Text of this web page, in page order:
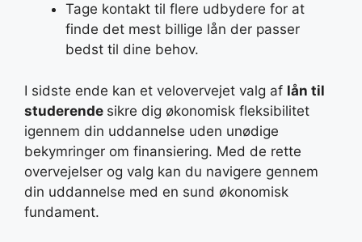
Tage kontakt til flere udbydere for at
finde det mest billige lån der passer
bedst til dine behov.
I sidste ende kan et velovervejet valg af lån til
studerende sikre dig økonomisk fleksibilitet
igennem din uddannelse uden unødige
bekymringer om finansiering. Med de rette
overvejelser og valg kan du navigere gennem
din uddannelse med en sund økonomisk
fundament.